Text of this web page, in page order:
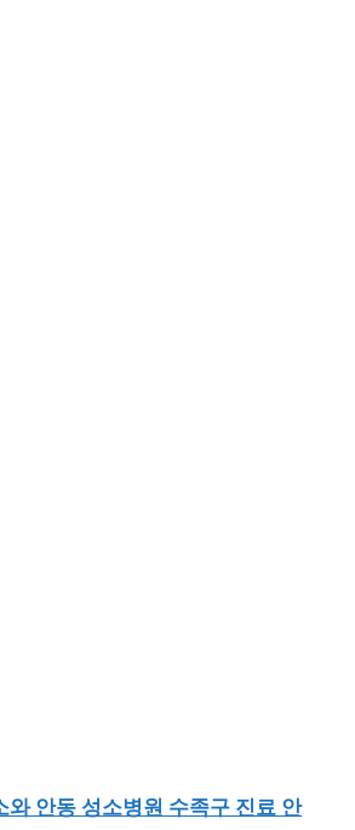
와 안동 성소병원 수족구 진료 안